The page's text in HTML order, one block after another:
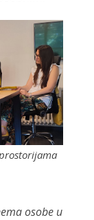
osobe u